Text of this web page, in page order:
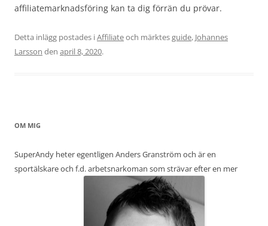
affiliatemarknadsföring kan ta dig förrän du prövar.
Detta inlägg postades iAffiliateoch märktesguide, Johannes
Larsson den april 8, 2020.
OM MIG
SuperAndy heter egentligen Anders Granström och är en
sportälskare och f.d. arbetsnarkoman som strävar efter en mer